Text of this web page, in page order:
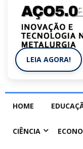
LEIA AGORA!
HOME
CIÊNCIA